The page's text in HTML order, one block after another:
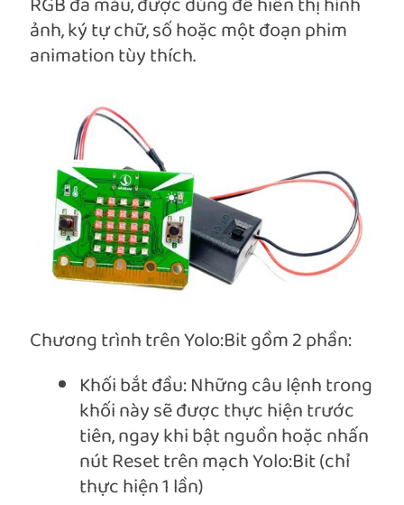
ảnh, ký tự chữ, số hoặc một đoạn phim
animation tùy thích.
Chương trình trên Yolo:Bit gồm 2 phần:
Khối bắt đầu: Những câu lệnh trong
khối này sẽ được thực hiện trước
tiên, ngay khi bật nguồn hoặc nhấn
nút Reset trên mạch Yolo:Bit (chỉ
thực hiện 1 lần)